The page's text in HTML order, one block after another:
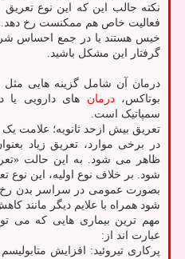
نکته جالب این که این نوع
فعالیت خاص هم ممکنست رخ دهد.
خیس هستند یا در جمع احساس
گرفتار این مشکل باشید.
درمان آن شامل گزینه هایی مثل
بوتاکس،درمان های دارویی
سمپاتیک است.
تعریق بیش ازحد ثانویه؛ علامت یک
در برخی موارد، تعریق زیاد
ظاهر می شود. به این حالت
شود. بر خلاف نوع اولیه، این نوع
بصورت عمومی در سراسر بدن رخ
شود همراه با علایم دیگر مانند
مهم ترین بیماری هایی که می
عبارت اند از:
پرکاری تیروئید: افزایش